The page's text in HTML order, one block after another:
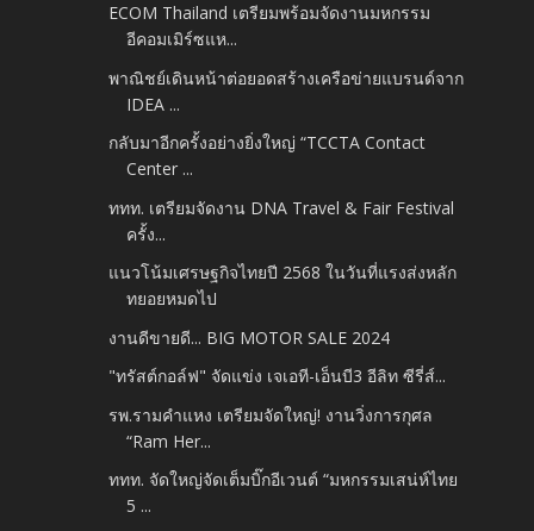
ECOM Thailand เตรียมพร้อมจัดงานมหกรรม
อีคอมเมิร์ซแห...
พาณิชย์เดินหน้าต่อยอดสร้างเครือข่ายแบรนด์จาก
IDEA ...
กลับมาอีกครั้งอย่างยิ่งใหญ่ “TCCTA Contact
Center ...
ททท. เตรียมจัดงาน DNA Travel & Fair Festival
ครั้ง...
แนวโน้มเศรษฐกิจไทยปี 2568 ในวันที่แรงส่งหลัก
ทยอยหมดไป
งานดีขายดี... BIG MOTOR SALE 2024
"ทรัสต์กอล์ฟ" จัดแข่ง เจเอที-เอ็นบี3 อีลิท ซีรี่ส์...
รพ.รามคำแหง เตรียมจัดใหญ่! งานวิ่งการกุศล
“Ram Her...
ททท. จัดใหญ่จัดเต็มบิ๊กอีเวนต์ “มหกรรมเสน่ห์ไทย
5 ...